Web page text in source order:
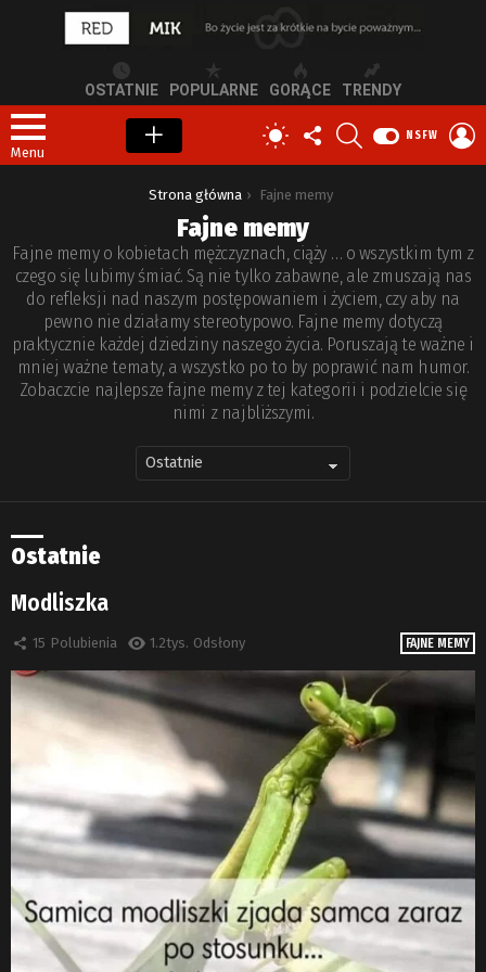
OSTATNIE POPULARNE GORĄCE TRENDY
Menu
PRZEŁĄCZ
SKÓRKĘ
OBSERWUJ
NAS
NSFW
Strona główna Fajne memy
Fajne memy
Fajne memy o kobietach mężczyznach, ciąży … o wszystkim tym z
czego się lubimy śmiać. Są nie tylko zabawne, ale zmuszają nas
do refleksji nad naszym postępowaniem i życiem, czy aby na
pewno nie działamy stereotypowo. Fajne memy dotyczą
praktycznie każdej dziedziny naszego życia. Poruszają te ważne i
mniej ważne tematy, a wszystko po to by poprawić nam humor.
Zobaczcie najlepsze fajne memy z tej kategorii i podzielcie się
nimi z najbliższymi.
Ostatnie
FAJNE MEMY
Modliszka
15 Polubienia 1.2tys. Odsłony